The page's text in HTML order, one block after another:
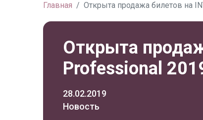
Главная Открыта продажа билетов на
Открыта
Professional
28.02.2019
Новость